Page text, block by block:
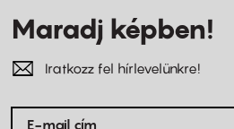
Maradj képben!
Iratkozz fel hírlevelünkre!